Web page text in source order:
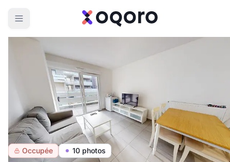
Occupée 10 photos